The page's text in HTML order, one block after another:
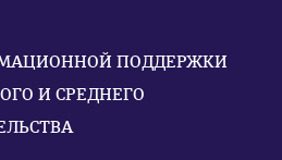
ПОДДЕРЖКИ
И СРЕДНЕГО